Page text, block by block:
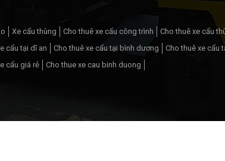
Xe cẩu thùng Cho thuê xe cẩu công trình Cho thuê xe cẩu
cẩu tại dĩ an
Cho thuê xe cẩu tại bình dương Cho thuê xe cẩu
cẩu giá rẻ
Cho thue xe cau binh duong